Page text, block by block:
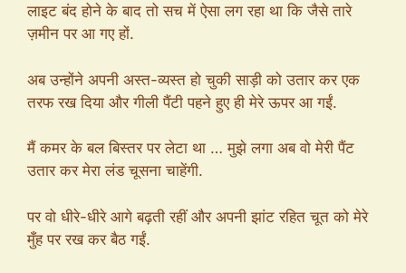
लाइट बंद होने के बाद तो सच में ऐसा लग रहा था कि जैसे तारे
ज़मीन पर आ गए हों.
अब उन्होंने अपनी अस्त-व्यस्त हो चुकी साड़ी को उतार कर एक
तरफ रख दिया और गीली पैंटी पहने हुए ही मेरे ऊपर आ गईं.
मैं कमर के बल बिस्तर पर लेटा था … मुझे लगा अब वो मेरी पैंट
उतार कर मेरा लंड चूसना चाहेंगी.
पर वो धीरे-धीरे आगे बढ़ती रहीं और अपनी झांट रहित चूत को मेरे
मुँह पर रख कर बैठ गईं.